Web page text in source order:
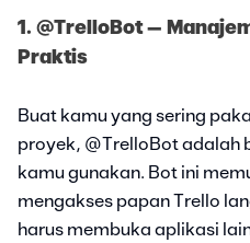
1. @TrelloBot –
Praktis
Buat kamu yang sering
proyek, @TrelloBot adalah
kamu gunakan. Bot ini
mengakses papan Trello
harus membuka aplikasi